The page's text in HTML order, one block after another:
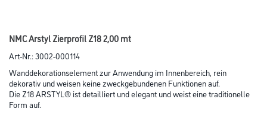
NMC Arstyl Zierprofil Z18 2,00 mt
Art-Nr.:3002-000114
Wanddekorationselement zur Anwendung im Innenbereich, rein
dekorativ und weisen keine zweckgebundenen Funktionen auf.
Die Z18 ARSTYL® ist detailliert und elegant und weist eine traditionelle
Form auf.